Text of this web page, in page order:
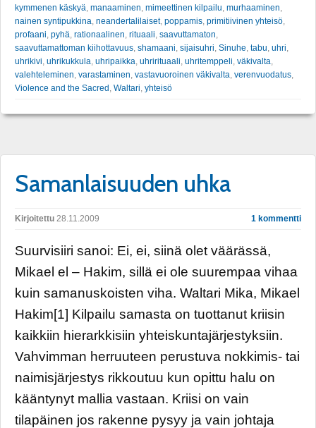
kymmenen käskyä manaaminen mimeettinen kilpailu murhaaminen
nainen syntipukkina neandertalilaiset, poppamis primitiivinen yhteisö
profaani pyhä rationaalinen rituaali saavuttamaton
saavuttamattoman kiihottavuus shamaani sijaisuhri Sinuhe tabu uhri
uhrikivi uhrikukkula uhripaikka uhrirituaali uhritemppeli väkivalta
valehteleminen varastaminen vastavuoroinen väkivalta verenvuodatus
Violence and the Sacred Waltari yhteisö
Samanlaisuuden uhka
Kirjoitettu 28.11.2009 1 kommentti
Suurvisiiri sanoi: Ei, ei, siinä olet väärässä,
Mikael el – Hakim, sillä ei ole suurempaa vihaa
kuin samanuskoisten viha. Waltari Mika, Mikael
Hakim[1] Kilpailu samasta on tuottanut kriisin
kaikkiin hierarkkisiin yhteiskuntajärjestyksiin.
Vahvimman herruuteen perustuva nokkimis- tai
naimisjärjestys rikkoutuu kun opittu halu on
kääntynyt mallia vastaan. Kriisi on vain
tilapäinen jos rakenne pysyy ja vain johtaja